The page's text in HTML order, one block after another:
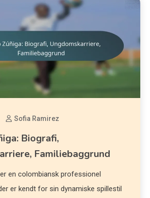
Sofia Ramirez
Biografi,
Familiebaggrund
en colombiansk professionel
er kendt for sin dynamiske spillestil